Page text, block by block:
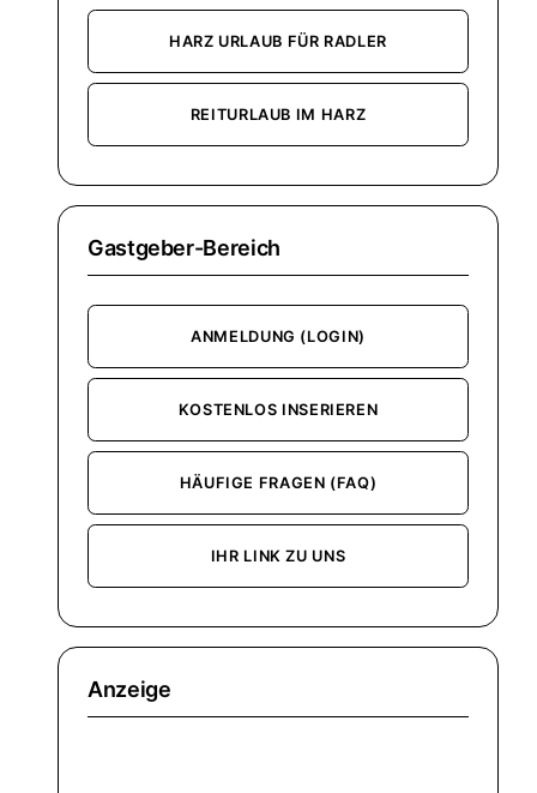
HARZ URLAUB FÜR RADLER
REITURLAUB IM HARZ
Gastgeber-Bereich
ANMELDUNG (LOGIN)
KOSTENLOS INSERIEREN
HÄUFIGE FRAGEN (FAQ)
IHR LINK ZU UNS
Anzeige